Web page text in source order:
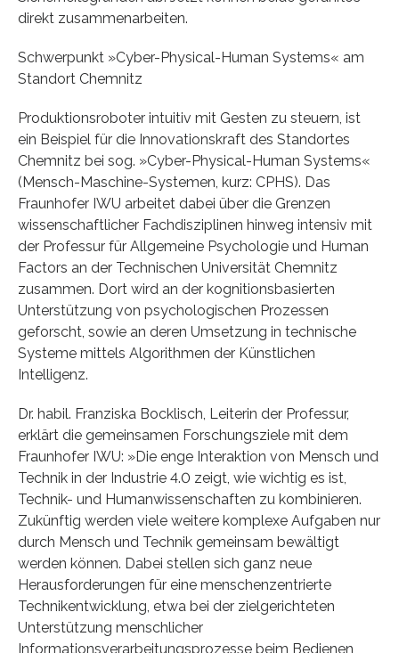
direkt zusammenarbeiten.
Schwerpunkt »Cyber-Physical-Human Systems« am
Standort Chemnitz
Produktionsroboter intuitiv mit Gesten zu steuern, ist
ein Beispiel für die Innovationskraft des Standortes
Chemnitz bei sog. »Cyber-Physical-Human Systems«
(Mensch-Maschine-Systemen, kurz: CPHS). Das
Fraunhofer IWU arbeitet dabei über die Grenzen
wissenschaftlicher Fachdisziplinen hinweg intensiv mit
der Professur für Allgemeine Psychologie und Human
Factors an der Technischen Universität Chemnitz
zusammen. Dort wird an der kognitionsbasierten
Unterstützung von psychologischen Prozessen
geforscht, sowie an deren Umsetzung in technische
Systeme mittels Algorithmen der Künstlichen
Intelligenz.
Dr. habil. Franziska Bocklisch, Leiterin der Professur,
erklärt die gemeinsamen Forschungsziele mit dem
Fraunhofer IWU: »Die enge Interaktion von Mensch und
Technik in der Industrie 4.0 zeigt, wie wichtig es ist,
Technik- und Humanwissenschaften zu kombinieren.
Zukünftig werden viele weitere komplexe Aufgaben nur
durch Mensch und Technik gemeinsam bewältigt
werden können. Dabei stellen sich ganz neue
Herausforderungen für eine menschenzentrierte
Technikentwicklung, etwa bei der zielgerichteten
Unterstützung menschlicher
Informationsverarbeitungsprozesse beim Bedienen